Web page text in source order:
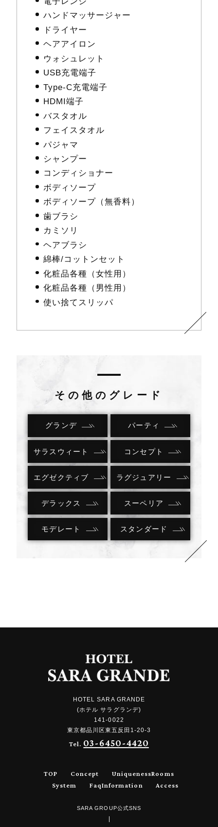
ハンドマッサージャー
ドライヤー
ヘアアイロン
ウォシュレット
USB充電端子
Type-C充電端子
HDMI端子
バスタオル
フェイスタオル
パジャマ
シャンプー
コンディショナー
ボディソープ
ボディソープ（無香料）
歯ブラシ
カミソリ
ヘアブラシ
綿棒/コットンセット
化粧品各種（女性用）
化粧品各種（男性用）
使い捨てスリッパ
その他のグレード
グランデ パーティ
サラスウィート コンセプト
エグゼクティブ ラグジュアリー
デラックス スーペリア
モデレート スタンダード
HOTEL SARA GRANDE
(ホテル サラグランデ)
141-0022
東京都品川区東五反田1-20-3
Tel. 03-6450-4420
TOP Concept UniquenessRooms
System
FaqInformation Access
SARA GROUP公式SNS